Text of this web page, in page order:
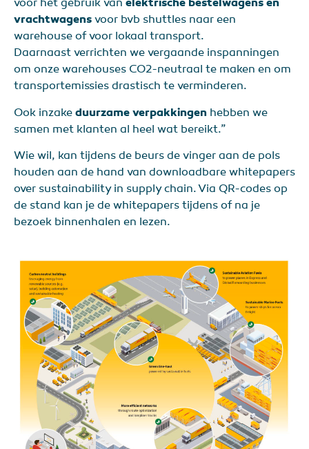
voor het gebruik van elektrische bestelwagens en
vrachtwagens voor bvb shuttles naar een
warehouse of voor lokaal transport.
Daarnaast verrichten we vergaande inspanningen
om onze warehouses CO2-neutraal te maken en om
transportemissies drastisch te verminderen.
Ook inzake duurzame verpakkingen hebben we
samen met klanten al heel wat bereikt.”
Wie wil, kan tijdens de beurs de vinger aan de pols
houden aan de hand van downloadbare whitepapers
over sustainability in supply chain. Via QR-codes op
de stand kan je de whitepapers tijdens of na je
bezoek binnenhalen en lezen.